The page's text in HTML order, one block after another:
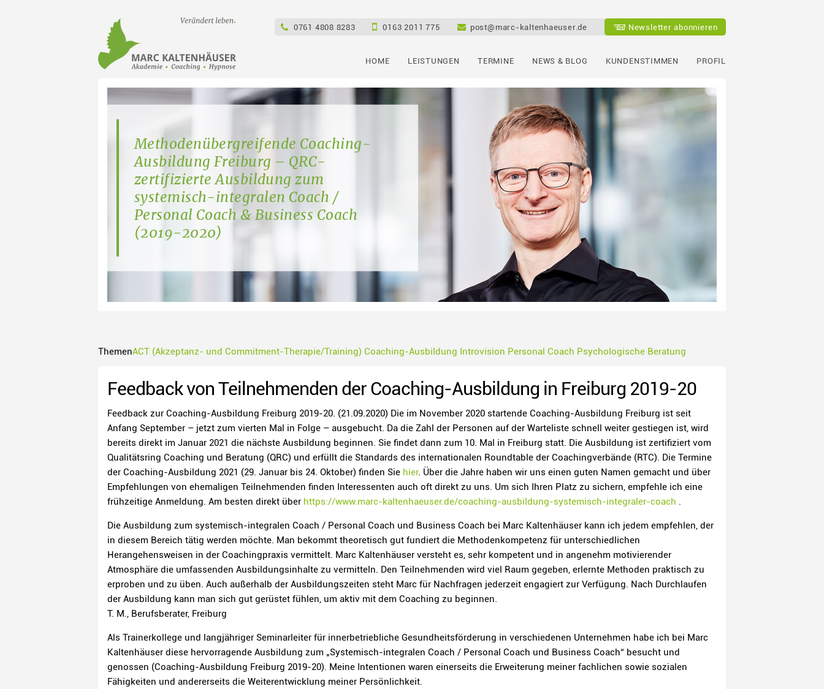
HOME LEISTUNGEN TERMINE NEWS & BLOG KUNDENSTIMMEN PROFIL
0761 4808 8283 0163 2011 775 post@marc-kaltenhaeuser.de Newsletter abonnieren
Methodenübergreifende Coaching-
Ausbildung Freiburg – QRC-
zertifizierte Ausbildung zum
systemisch-integralen Coach /
Personal Coach & Business Coach
(2019-2020)
ThemenACT (Akzeptanz- und Commitment-Therapie/Training) Coaching-Ausbildung Introvision Personal Coach Psychologische Beratung
Feedback von Teilnehmenden der Coaching-Ausbildung in Freiburg 2019-20
Feedback zur Coaching-Ausbildung Freiburg 2019-20. (21.09.2020) Die im November 2020 startende Coaching-Ausbildung Freiburg ist seit
Anfang September – jetzt zum vierten Mal in Folge – ausgebucht. Da die Zahl der Personen auf der Warteliste schnell weiter gestiegen ist, wird
bereits direkt im Januar 2021 die nächste Ausbildung beginnen. Sie findet dann zum 10. Mal in Freiburg statt. Die Ausbildung ist zertifiziert vom
Qualitätsring Coaching und Beratung (QRC) und erfüllt die Standards des internationalen Roundtable der Coachingverbände (RTC). Die Termine
der Coaching-Ausbildung 2021 (29. Januar bis 24. Oktober) finden Sie hier. Über die Jahre haben wir uns einen guten Namen gemacht und über
Empfehlungen von ehemaligen Teilnehmenden finden Interessenten auch oft direkt zu uns. Um sich Ihren Platz zu sichern, empfehle ich eine
frühzeitige Anmeldung. Am besten direkt über https://www.marc-kaltenhaeuser.de/coaching-ausbildung-systemisch-integraler-coach .
Die Ausbildung zum systemisch-integralen Coach / Personal Coach und Business Coach bei Marc Kaltenhäuser kann ich jedem empfehlen, der
in diesem Bereich tätig werden möchte. Man bekommt theoretisch gut fundiert die Methodenkompetenz für unterschiedlichen
Herangehensweisen in der Coachingpraxis vermittelt. Marc Kaltenhäuser versteht es, sehr kompetent und in angenehm motivierender
Atmosphäre die umfassenden Ausbildungsinhalte zu vermitteln. Den Teilnehmenden wird viel Raum gegeben, erlernte Methoden praktisch zu
erproben und zu üben. Auch außerhalb der Ausbildungszeiten steht Marc für Nachfragen jederzeit engagiert zur Verfügung. Nach Durchlaufen
der Ausbildung kann man sich gut gerüstet fühlen, um aktiv mit dem Coaching zu beginnen.
T. M., Berufsberater, Freiburg
Als Trainerkollege und langjähriger Seminarleiter für innerbetriebliche Gesundheitsförderung in verschiedenen Unternehmen habe ich bei Marc
Kaltenhäuser diese hervorragende Ausbildung zum „Systemisch-integralen Coach / Personal Coach und Business Coach“ besucht und
genossen (Coaching-Ausbildung Freiburg 2019-20). Meine Intentionen waren einerseits die Erweiterung meiner fachlichen sowie sozialen
Fähigkeiten und andererseits die Weiterentwicklung meiner Persönlichkeit.